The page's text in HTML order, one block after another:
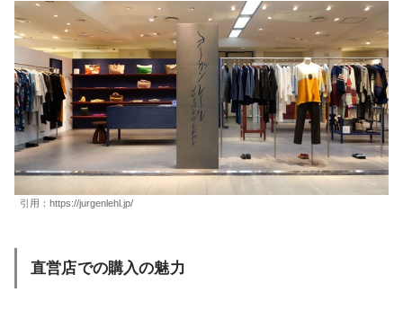
引用： https://jurgenlehl.jp/
直営店での購入の魅力